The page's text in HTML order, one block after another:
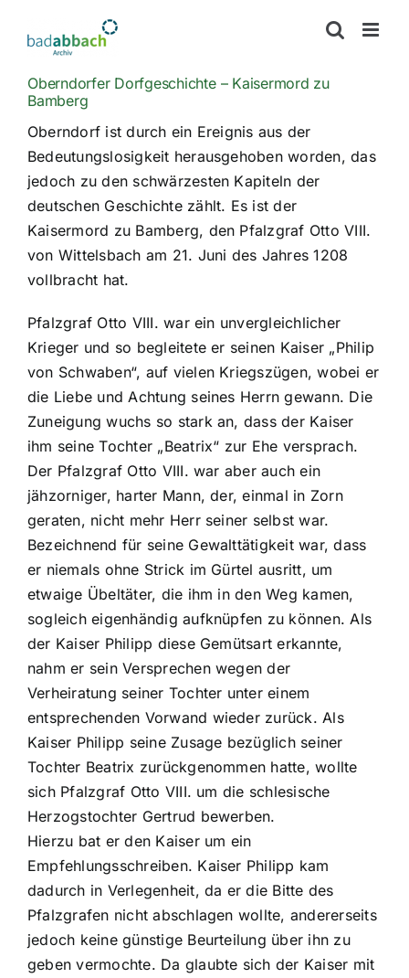
Inhalt
springen
Oberndorfer Dorfgeschichte – Kaisermord zu
Bamberg
Oberndorf ist durch ein Ereignis aus der
Bedeutungslosigkeit herausgehoben worden, das
jedoch zu den schwärzesten Kapiteln der
deutschen Geschichte zählt. Es ist der
Kaisermord zu Bamberg, den Pfalzgraf Otto VIII.
von Wittelsbach am 21. Juni des Jahres 1208
vollbracht hat.
Pfalzgraf Otto VIII. war ein unvergleichlicher
Krieger und so begleitete er seinen Kaiser „Philip
von Schwaben“, auf vielen Kriegszügen, wobei er
die Liebe und Achtung seines Herrn gewann. Die
Zuneigung wuchs so stark an, dass der Kaiser
ihm seine Tochter „Beatrix“ zur Ehe versprach.
Der Pfalzgraf Otto VIII. war aber auch ein
jähzorniger, harter Mann, der, einmal in Zorn
geraten, nicht mehr Herr seiner selbst war.
Bezeichnend für seine Gewalttätigkeit war, dass
er niemals ohne Strick im Gürtel ausritt, um
etwaige Übeltäter, die ihm in den Weg kamen,
sogleich eigenhändig aufknüpfen zu können. Als
der Kaiser Philipp diese Gemütsart erkannte,
nahm er sein Versprechen wegen der
Verheiratung seiner Tochter unter einem
entsprechenden Vorwand wieder zurück. Als
Kaiser Philipp seine Zusage bezüglich seiner
Tochter Beatrix zurückgenommen hatte, wollte
sich Pfalzgraf Otto VIII. um die schlesische
Herzogstochter Gertrud bewerben.
Hierzu bat er den Kaiser um ein
Empfehlungsschreiben. Kaiser Philipp kam
dadurch in Verlegenheit, da er die Bitte des
Pfalzgrafen nicht abschlagen wollte, andererseits
jedoch keine günstige Beurteilung über ihn zu
geben vermochte. Da glaubte sich der Kaiser mit